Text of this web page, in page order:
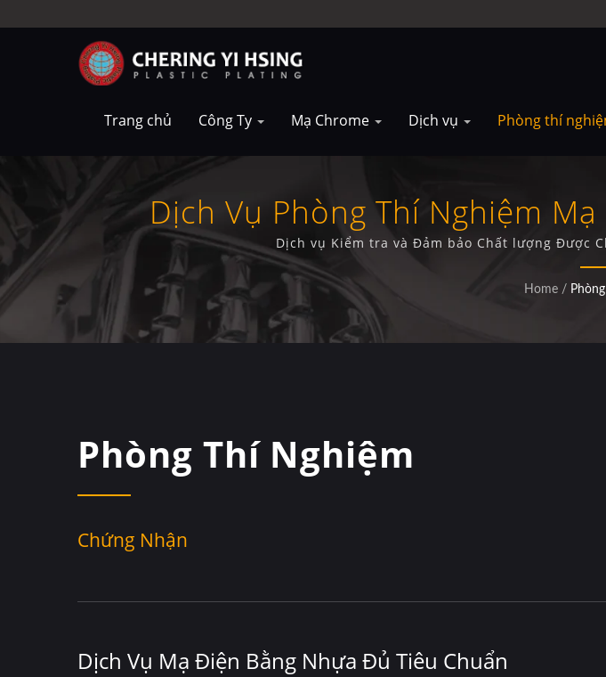
Trang chủ Công Ty Mạ Chrome Dịch vụ Phòng thí
Dịch Vụ Phòng Thí Nghiệm
Dịch vụ Kiểm tra và Đảm bảo Chất lượng Được
Home /
Phòng Thí Nghiệm
Chứng Nhận
Dịch Vụ Mạ Điện Bằng Nhựa Đủ Tiêu Chuẩn